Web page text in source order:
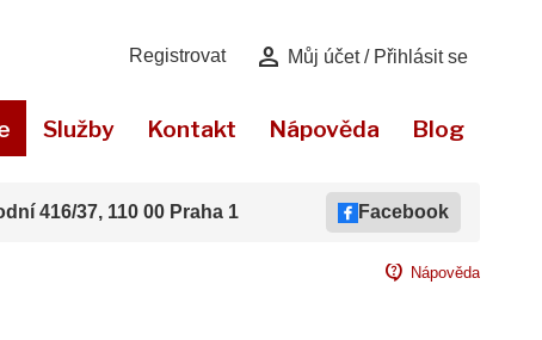
Registrovat person Můj účet / Přihlásit se
Služby Kontakt Nápověda Blog
416/37, 110 00 Praha 1 Facebook
contact_support Nápověda